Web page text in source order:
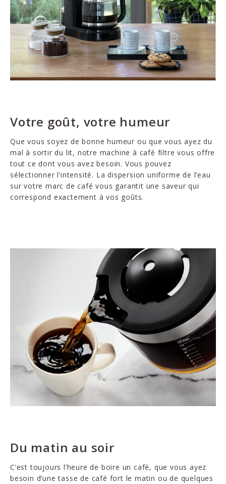
Votre goût, votre humeur
Que vous soyez de bonne humeur ou que vous ayez du
mal à sortir du lit, notre machine à café filtre vous offre
tout ce dont vous avez besoin. Vous pouvez
sélectionner l’intensité. La dispersion uniforme de l’eau
sur votre marc de café vous garantit une saveur qui
correspond exactement à vos goûts.
Du matin au soir
C’est toujours l’heure de boire un café, que vous ayez
besoin d’une tasse de café fort le matin ou de quelques